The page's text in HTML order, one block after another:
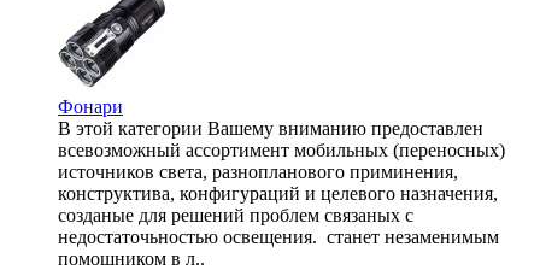
Фонари
В этой категории Вашему вниманию предоставлен
всевозможный ассортимент мобильных (переносных)
источников света, разнопланового приминения,
конструктива, конфигураций и целевого назначения,
созданые для решений проблем связаных с
недостаточьностью освещения. станет незаменимым
помошником в л..